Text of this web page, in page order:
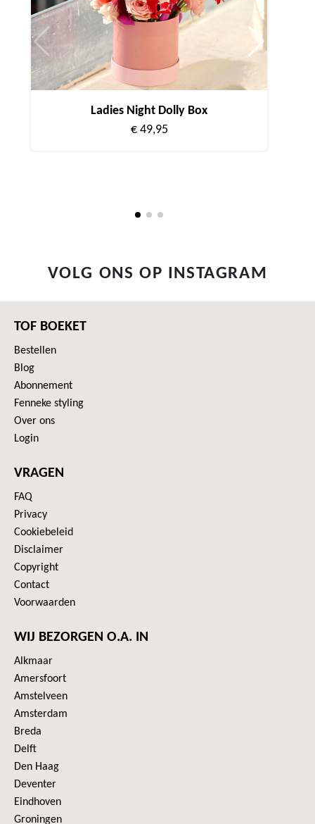
Ladies Night Dolly Box
€ 49,95
VOLG ONS OP INSTAGRAM
TOF BOEKET
Bestellen
Blog
Abonnement
Fenneke styling
Over ons
Login
VRAGEN
FAQ
Privacy
Cookiebeleid
Disclaimer
Copyright
Contact
Voorwaarden
WIJ BEZORGEN O.A. IN
Alkmaar
Amersfoort
Amstelveen
Amsterdam
Breda
Delft
Den Haag
Deventer
Eindhoven
Groningen